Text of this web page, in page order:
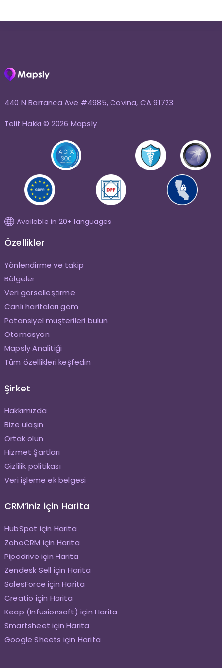
440 N Barranca Ave #4985, Covina, CA 91723
Telif Hakkı © 2026 Mapsly
Available in 20+ languages
Özellikler
Yönlendirme ve takip
Bölgeler
Veri görselleştirme
Canlı haritaları göm
Potansiyel müşterileri bulun
Otomasyon
Mapsly Analitiği
Tüm özellikleri keşfedin
Şirket
Hakkımızda
Bize ulaşın
Ortak olun
Hizmet Şartları
Gizlilik politikası
Veri işleme ek belgesi
CRM’iniz için Harita
HubSpot için Harita
ZohoCRM için Harita
Pipedrive için Harita
Zendesk Sell için Harita
SalesForce için Harita
Creatio için Harita
Keap (Infusionsoft) için Harita
Smartsheet için Harita
Google Sheets için Harita